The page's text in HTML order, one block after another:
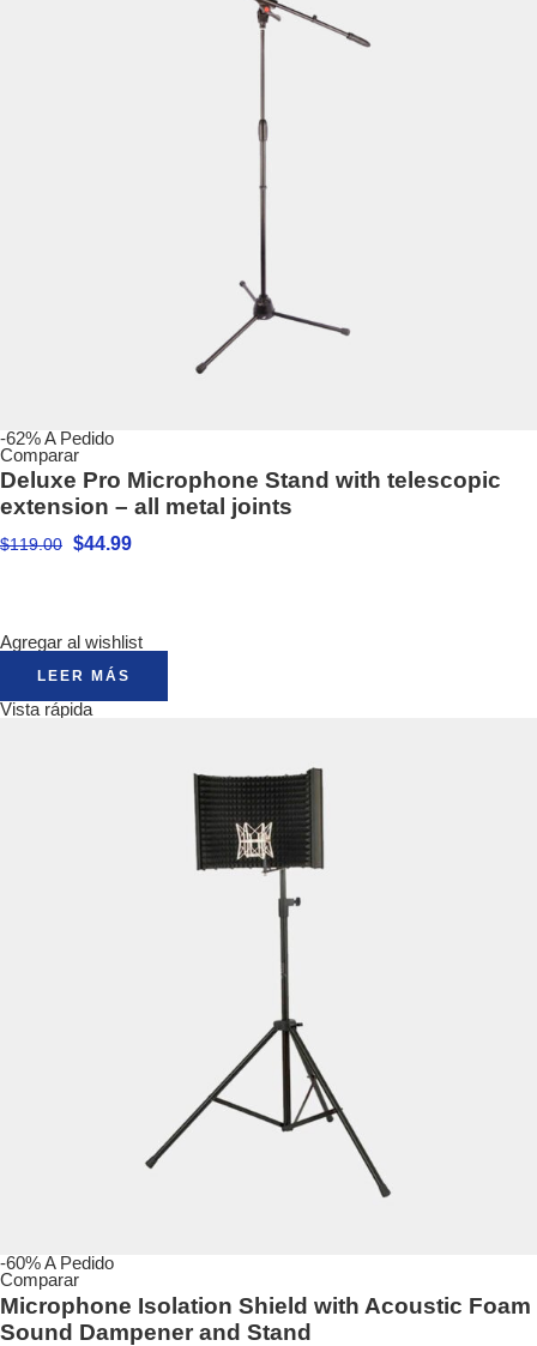
-62%A Pedido
Comparar
Deluxe Pro Microphone Stand with telescopic
extension – all metal joints
$119.00 $44.99
Agregar al wishlist
LEER MÁS
Vista rápida
-60%A Pedido
Comparar
Microphone Isolation Shield with Acoustic Foam
Sound Dampener and Stand